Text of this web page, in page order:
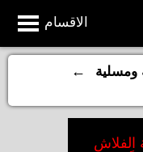
الاقسام
ومسلية
←
الفلاش